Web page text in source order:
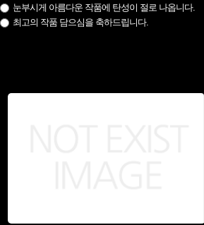
눈부시게 아름다운 작품에 탄성이 절로 나옵니다.
최고의 작품 담으심을 축하드립니다.